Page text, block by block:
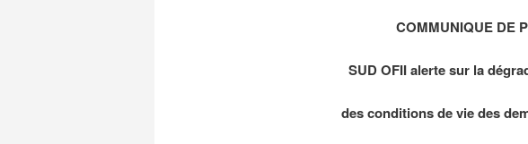
COMMUNIQUE DE
SUD OFII alerte sur la
des conditions de vie des